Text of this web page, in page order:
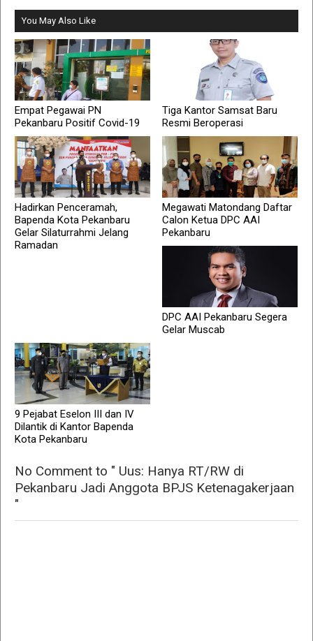
You May Also Like
Empat Pegawai PN
Pekanbaru Positif Covid-19
Tiga Kantor Samsat Baru
Resmi Beroperasi
Hadirkan Penceramah,
Bapenda Kota Pekanbaru
Gelar Silaturrahmi Jelang
Ramadan
Megawati Matondang Daftar
Calon Ketua DPC AAI
Pekanbaru
DPC AAI Pekanbaru Segera
Gelar Muscab
9 Pejabat Eselon III dan IV
Dilantik di Kantor Bapenda
Kota Pekanbaru
No Comment to " Uus: Hanya RT/RW di
Pekanbaru Jadi Anggota BPJS Ketenagakerjaan
"